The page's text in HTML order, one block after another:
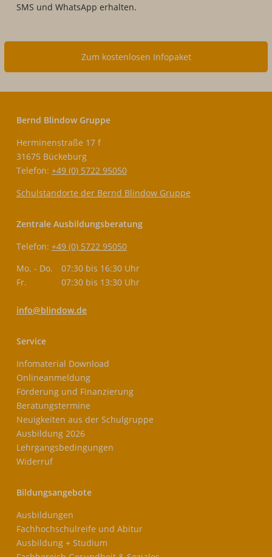
SMS und WhatsApp erhalten.
Zum kostenlosen Infopaket
Bernd Blindow Gruppe
Herminenstraße 17 f
31675 Bückeburg
Telefon: +49 (0) 5722 95050
Schulstandorte der Bernd Blindow Gruppe
Zentrale Ausbildungsberatung
Telefon: +49 (0) 5722 95050
Mo. - Do.
07:30 bis 16:30 Uhr
Fr.
07:30 bis 13:30 Uhr
info@blindow.de
Service
Infomaterial Download
Onlineanmeldung
Förderung und Finanzierung
Beratungstermine
Neuigkeiten aus der Schulgruppe
Ausbildung 2026
Lehrgangsbedingungen
Widerruf
Bildungsangebote
Ausbildungen
Fachhochschulreife und Abitur
Ausbildung + Studium